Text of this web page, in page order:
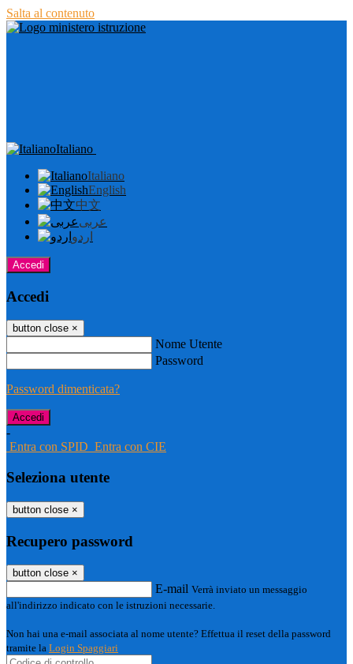
Salta al contenuto
Italiano
Italiano
English
中文
عربى
اردو
Accedi
Accedi
button close ×
Nome Utente
Password
Password dimenticata?
-
Entra con SPID Entra con CIE
Seleziona utente
button close ×
Recupero password
button close ×
E-mail Verrà inviato un messaggio
all'indirizzo indicato con le istruzioni necessarie.
Non hai una e-mail associata al nome utente? Effettua il reset della password
tramite la Login Spaggiari